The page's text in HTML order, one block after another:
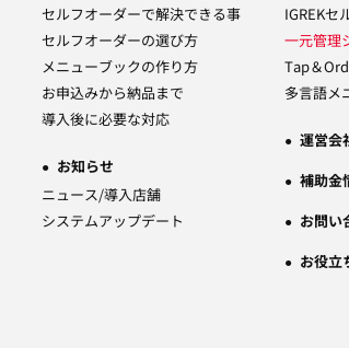
セルフオーダーで解決できる事
セルフオーダーの選び方
メニューブックの作り方
お申込みから納品まで
導入後に必要な対応
お知らせ
ニュース/導入店舗
システムアップデート
IGREKセ
一元管理
Tap＆
多言語メ
運営会
補助金
お問い
お役立